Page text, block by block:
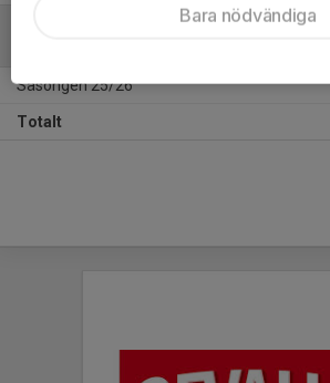
Säsongen 25/26
Totalt
Bara nödvändiga